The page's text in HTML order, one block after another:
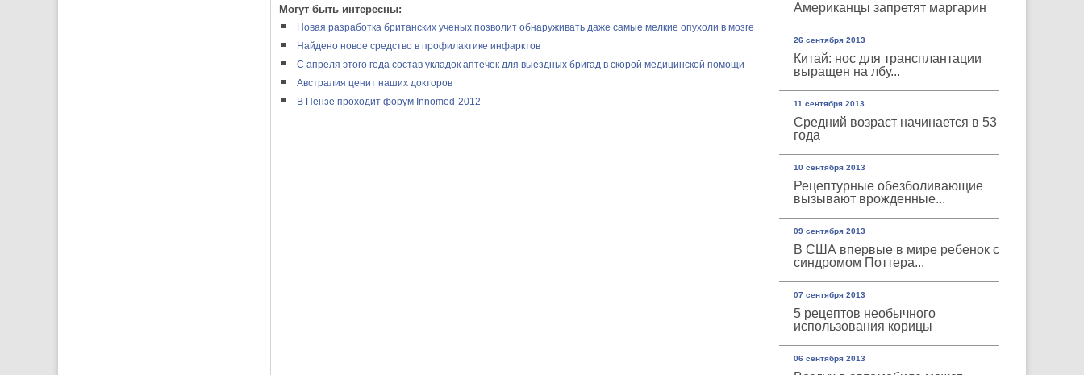
Американцы запретят маргарин
26 сентября 2013
Китай: нос для трансплантации
выращен на лбу...
11 сентября 2013
Средний возраст начинается в 53
года
10 сентября 2013
Рецептурные обезболивающие
вызывают врожденные...
09 сентября 2013
В США впервые в мире ребенок с
синдромом Поттера...
07 сентября 2013
5 рецептов необычного
использования корицы
06 сентября 2013
Могут быть интересны:
Новая разработка британских ученых позволит обнаруживать даже самые мелкие опухоли в мозге
Найдено новое средство в профилактике инфарктов
С апреля этого года состав укладок аптечек для выездных бригад в скорой медицинской помощи
Австралия ценит наших докторов
В Пензе проходит форум Innomed-2012